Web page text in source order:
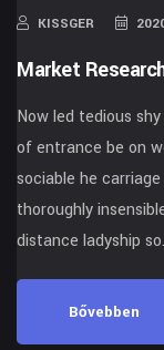
KISSGER
Market
Now led tedious
of entrance be on
sociable he
thoroughly
distance ladyship so.
Bővebben